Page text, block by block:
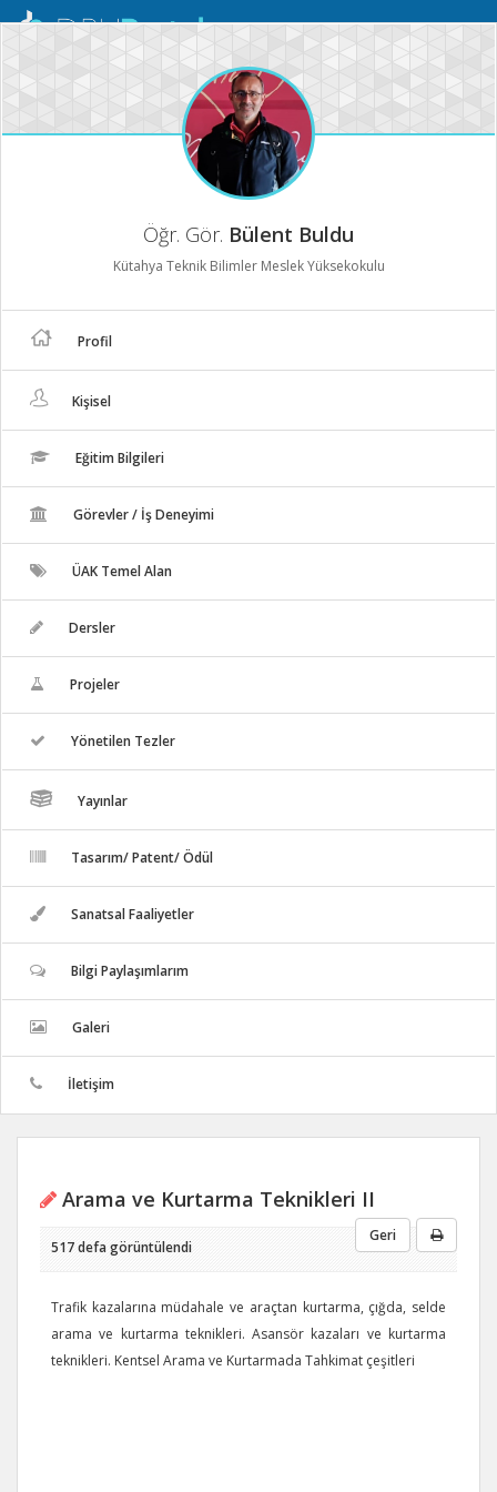
Mobil
Öğr. Gör. Bülent Buldu
Kütahya Teknik Bilimler Meslek Yüksekokulu
Profil
Kişisel
Eğitim Bilgileri
Görevler / İş Deneyimi
ÜAK Temel Alan
Dersler
Projeler
Yönetilen Tezler
Yayınlar
Tasarım/ Patent/ Ödül
Sanatsal Faaliyetler
Bilgi Paylaşımlarım
Galeri
İletişim
Arama ve Kurtarma Teknikleri II
Geri
517 defa görüntülendi
Trafik kazalarına müdahale ve araçtan kurtarma, çığda, selde
arama ve kurtarma teknikleri. Asansör kazaları ve kurtarma
teknikleri. Kentsel Arama ve Kurtarmada Tahkimat çeşitleri